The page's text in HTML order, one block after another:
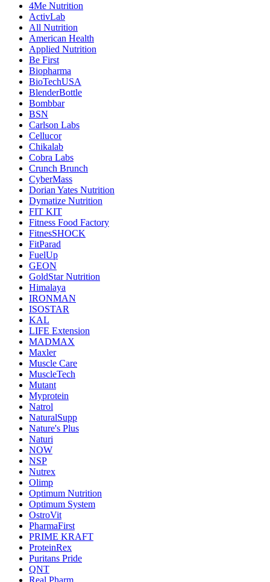
4Me Nutrition
ActivLab
All Nutrition
American Health
Applied Nutrition
Be First
Biopharma
BioTechUSA
BlenderBottle
Bombbar
BSN
Carlson Labs
Cellucor
Chikalab
Cobra Labs
Crunch Brunch
CyberMass
Dorian Yates Nutrition
Dymatize Nutrition
FIT KIT
Fitness Food Factory
FitnesSHOCK
FitParad
FuelUp
GEON
GoldStar Nutrition
Himalaya
IRONMAN
ISOSTAR
KAL
LIFE Extension
MADMAX
Maxler
Muscle Care
MuscleTech
Mutant
Myprotein
Natrol
NaturalSupp
Nature's Plus
Naturi
NOW
NSP
Nutrex
Olimp
Optimum Nutrition
Optimum System
OstroVit
PharmaFirst
PRIME KRAFT
ProteinRex
Puritans Pride
QNT
Real Pharm